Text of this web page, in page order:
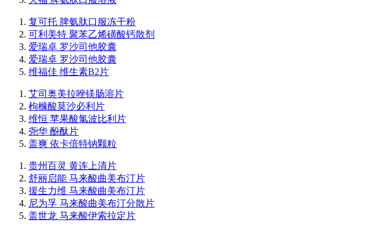
复可托 脾氨肽口服冻干粉
可利美特 聚苯乙烯磺酸钙散剂
爱瑞卓 罗沙司他胶囊
爱瑞卓 罗沙司他胶囊
维福佳 维生素B2片
艾司奥美拉唑镁肠溶片
枸橼酸莫沙必利片
维恒 苹果酸氯波比利片
尧华 酚酞片
盖爽 依卡倍特钠颗粒
贵州百灵 黄连上清片
舒丽启能 马来酸曲美布汀片
援生力维 马来酸曲美布汀片
尼为孚 马来酸曲美布汀分散片
盖世龙 马来酸伊索拉定片